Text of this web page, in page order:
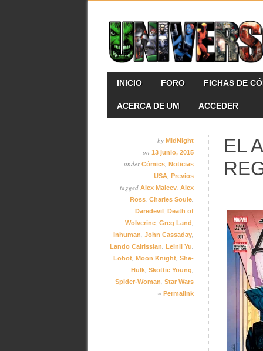
MAIN MENU
INICIO FORO FICHAS DE
ACERCA DE UM ACCEDER
by MidNight
on 13 junio, 2015
underCómics Noticias
USA Previos
tagged Alex Maleev Alex
Ross Charles Soule
Daredevil Death of
Wolverine Greg Land
Inhuman John Cassaday
Lando Calrissian Leinil Yu
Lobot Moon Knight She-
Hulk Skottie Young
Spider-Woman Star Wars
∞ Permalink
EL